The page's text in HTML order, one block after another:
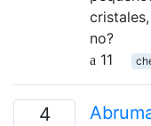
no?
11
4